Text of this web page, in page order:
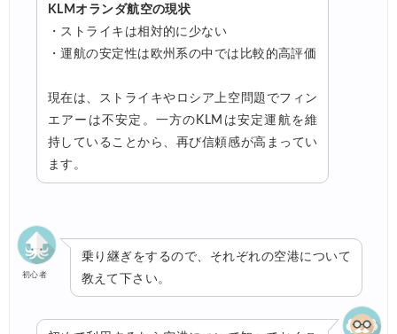
KLMオランダ航空の現状
・ストライキは相対的に少ない
・運航の安定性は欧州系の中では比較的高評価
現在は、ストライキやロシア上空問題でフィン
エアーは不安定。一方のKLMは安定運航を維
持していることから、再び信頼感が高まってい
ます。
初心者
乗り継ぎをするので、それぞれの空港について
教えて下さい。